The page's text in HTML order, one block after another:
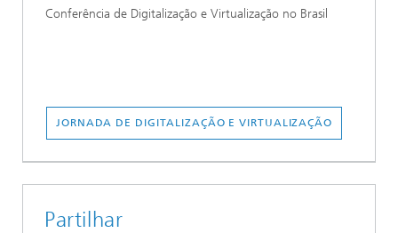
Conferência de Digitalização e Virtualização no Brasil
JORNADA DE DIGITALIZAÇÃO E VIRTUALIZAÇÃO
Partilhar